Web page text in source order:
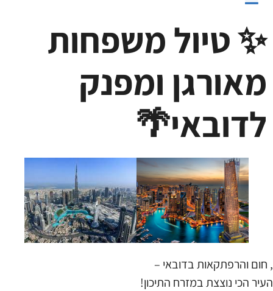
✨ טיול משפחות
מאורגן ומפנק
לדובאי🌴
, חום והרפתקאות בדובאי –
העיר הכי נוצצת במזרח התיכון!